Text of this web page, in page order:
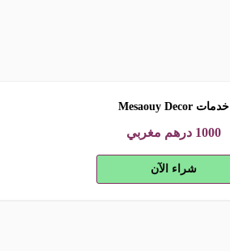
خدمات Mesaouy Decor
1000 درهم مغربي
شراء الآن